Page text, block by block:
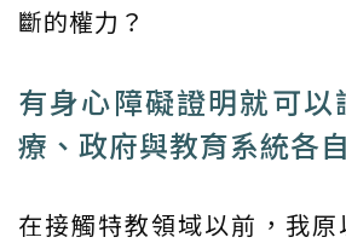
斷的權力？
有身心障礙證明就可以
療、政府與教育系統各
在接觸特教領域以前，我